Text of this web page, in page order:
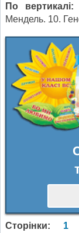
По вертикалі:
Мендель. 10.
Сторінки: 1